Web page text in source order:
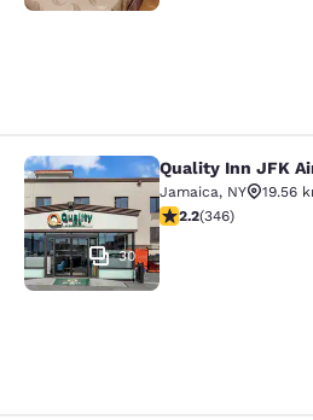
Quality Inn JFK
30
Quality Inn JFK
Jamaica, NY
19.56
2.24 étoiles. Moyen.
2.2(346)